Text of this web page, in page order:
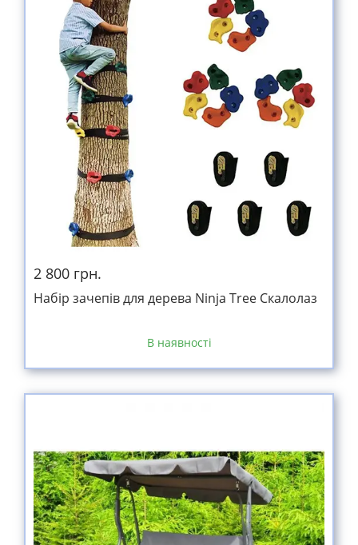
2 800 грн.
Набір зачепів для дерева Ninja Tree Скалолаз
В наявності